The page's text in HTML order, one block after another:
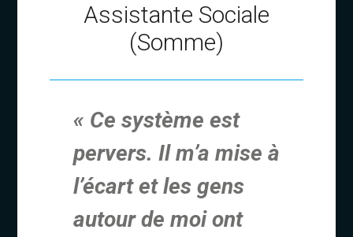
Assistante Sociale
(Somme)
« Ce système est
pervers. Il m’a mise à
l’écart et les gens
autour de moi ont